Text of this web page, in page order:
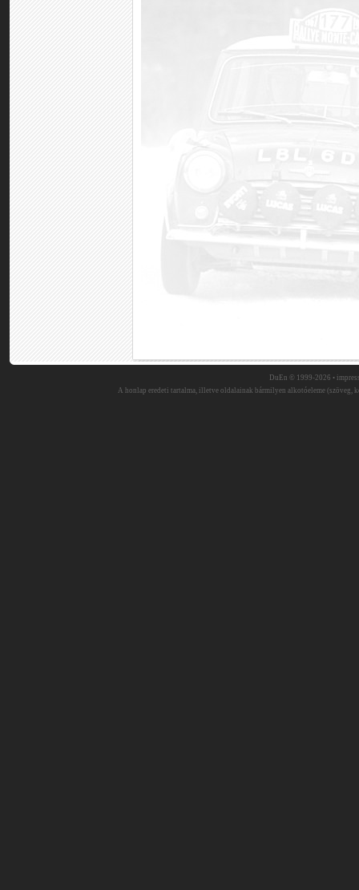
DuEn © 1999-2026 •
A honlap eredeti tartalma, illetve oldalainak bármilyen alkotóeleme (szöveg,